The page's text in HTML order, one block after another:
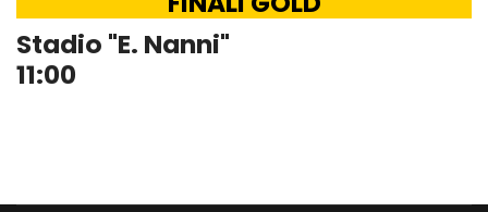
Stadio "E. Nanni"
11:00